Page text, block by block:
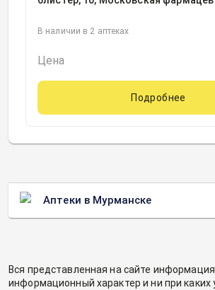
В наличии в 2 аптеках
Цена
Подробнее
Аптеки в Мурманске
Вся представленная на сайте
информационный характер и ни при каких